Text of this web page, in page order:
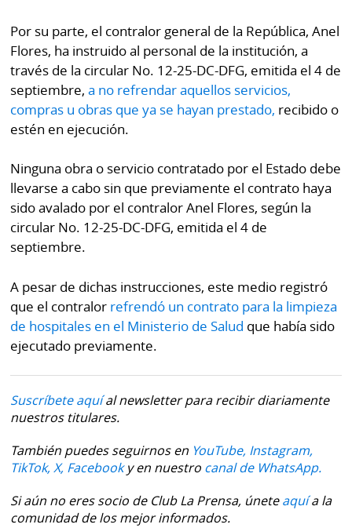
Por su parte, el contralor general de la República, Anel
Flores, ha instruido al personal de la institución, a
través de la circular No. 12-25-DC-DFG, emitida el 4 de
septiembre, a no refrendar aquellos servicios,
compras u obras que ya se hayan prestado, recibido o
estén en ejecución.
Ninguna obra o servicio contratado por el Estado debe
llevarse a cabo sin que previamente el contrato haya
sido avalado por el contralor Anel Flores, según la
circular No. 12-25-DC-DFG, emitida el 4 de
septiembre.
A pesar de dichas instrucciones, este medio registró
que el contralor refrendó un contrato para la limpieza
de hospitales en el Ministerio de Salud que había sido
ejecutado previamente.
Suscríbete aquíal newsletter para recibir diariamente
nuestros titulares.
También puedes seguirnos en YouTube, Instagram,
TikTok, X, Facebooky en nuestro canal de WhatsApp.
Si aún no eres socio de Club La Prensa, úneteaquía la
comunidad de los mejor informados.